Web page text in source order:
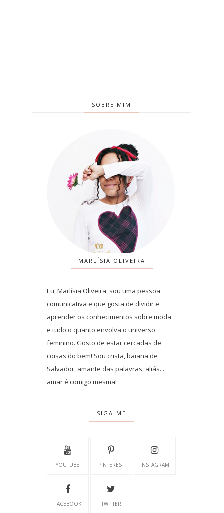
SOBRE MIM
MARLÍSIA OLIVEIRA
Eu, Marlísia Oliveira, sou uma pessoa
comunicativa e que gosta de dividir e
aprender os conhecimentos sobre moda
e tudo o quanto envolva o universo
feminino. Gosto de estar cercadas de
coisas do bem! Sou cristã, baiana de
Salvador, amante das palavras, aliás...
amar é comigo mesma!
SIGA-ME
YOUTUBE PINTEREST INSTAGRAM
FACEBOOK TWITTER